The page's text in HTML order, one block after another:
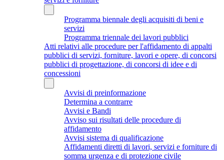
Programma biennale degli acquisiti di beni e
servizi
Programma triennale dei lavori pubblici
Atti relativi alle procedure per l'affidamento di appalti
pubblici di servizi, forniture, lavori e opere, di concorsi
pubblici di progettazione, di concorsi di idee e di
concessioni
Avvisi di preinformazione
Determina a contrarre
Avvisi e Bandi
Avviso sui risultati delle procedure di
affidamento
Avvisi sistema di qualificazione
Affidamenti diretti di lavori, servizi e forniture di
somma urgenza e di protezione civile